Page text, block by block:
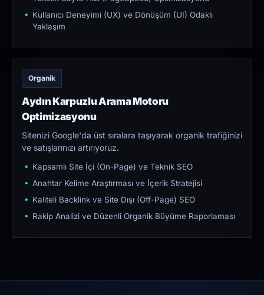
Kullanıcı Deneyimi (UX) ve Dönüşüm (UI) Odaklı
Yaklaşım
Organik
Aydın Karpuzlu Arama Motoru
Optimizasyonu
Sitenizi Google'da üst sıralara taşıyarak organik trafiğinizi
ve satışlarınızı artırıyoruz.
Kapsamlı Site İçi (On-Page) ve Teknik SEO
Anahtar Kelime Araştırması ve İçerik Stratejisi
Kaliteli Backlink ve Site Dışı (Off-Page) SEO
Rakip Analizi ve Düzenli Organik Büyüme Raporlaması